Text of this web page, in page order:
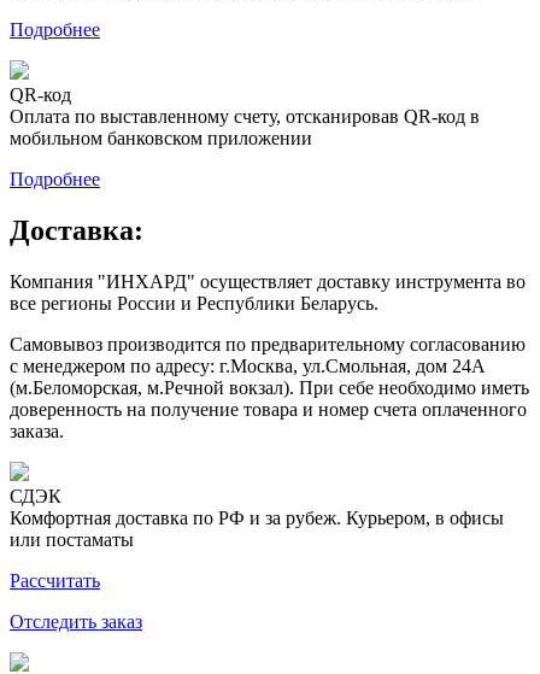
Подробнее
QR-код
Оплата по выставленному счету, отсканировав QR-код в
мобильном банковском приложении
Подробнее
Доставка:
Компания "ИНХАРД" осуществляет доставку инструмента во
все регионы России и Республики Беларусь.
Самовывоз производится по предварительному согласованию
с менеджером по адресу: г.Москва, ул.Смольная, дом 24А
(м.Беломорская, м.Речной вокзал). При себе необходимо иметь
доверенность на получение товара и номер счета оплаченного
заказа.
СДЭК
Комфортная доставка по РФ и за рубеж. Курьером, в офисы
или постаматы
Рассчитать
Отследить заказ